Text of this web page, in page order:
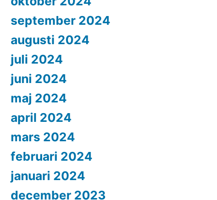
september 2024
augusti 2024
juli 2024
juni 2024
maj 2024
april 2024
mars 2024
februari 2024
januari 2024
december 2023